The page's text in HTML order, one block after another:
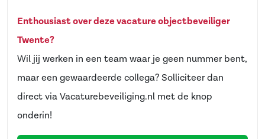
Enthousiast over deze vacature objectbeveiliger
Twente?
Wil jij werken in een team waar je geen nummer bent,
maar een gewaardeerde collega? Solliciteer dan
direct via Vacaturebeveiliging.nl met de knop
onderin!